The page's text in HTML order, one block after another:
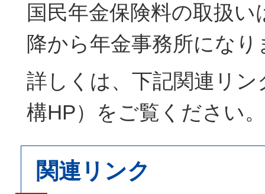
国民年金保険料の取扱い
降から年金事務所になり
詳しくは、下記関連リン
構HP）をご覧ください。
関連リンク